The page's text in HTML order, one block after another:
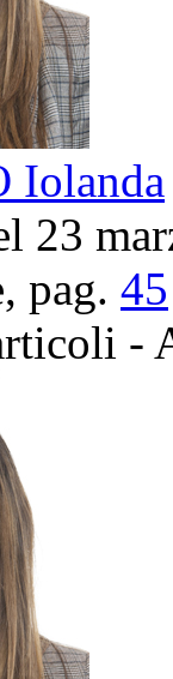
Iolanda
23
, pag. 45
-